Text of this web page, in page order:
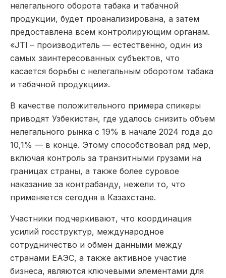
нелегального оборота табака и табачной
продукции, будет проанализирована, а затем
предоставлена всем контролирующим органам.
«JTI – производитель — естественно, один из
самых заинтересованных субъектов, что
касается борьбы с нелегальным оборотом табака
и табачной продукции».
В качестве положительного примера спикеры
приводят Узбекистан, где удалось снизить объем
нелегального рынка с 19% в начале 2024 года до
10,1% — в конце. Этому способствовал ряд мер,
включая контроль за транзитными грузами на
границах страны, а также более суровое
наказание за контрабанду, нежели то, что
применяется сегодня в Казахстане.
Участники подчеркивают, что координация
усилий госструктур, международное
сотрудничество и обмен данными между
странами ЕАЭС, а также активное участие
бизнеса, являются ключевыми элементами для